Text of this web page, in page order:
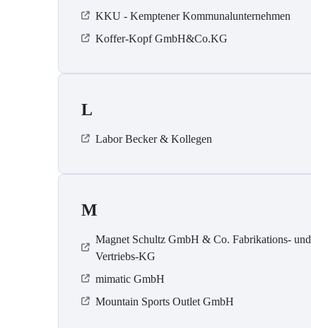
KKU - Kemptener Kommunalunternehmen
Koffer-Kopf GmbH&Co.KG
L
Labor Becker & Kollegen
M
Magnet Schultz GmbH & Co. Fabrikations- und
Vertriebs-KG
mimatic GmbH
Mountain Sports Outlet GmbH